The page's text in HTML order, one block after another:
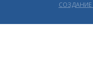
СОЗДАНИЕ